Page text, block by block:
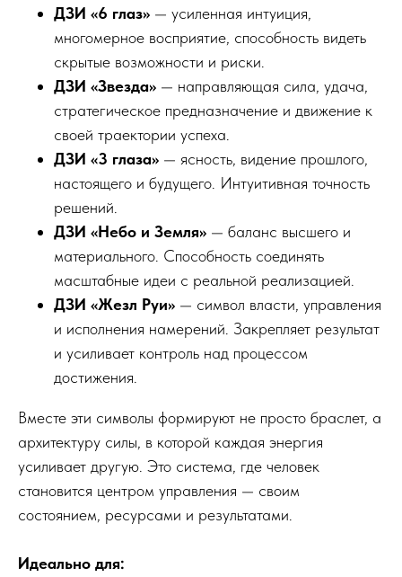
ДЗИ «6 глаз» — усиленная интуиция,
многомерное восприятие, способность видеть
скрытые возможности и риски.
ДЗИ «Звезда» — направляющая сила, удача,
стратегическое предназначение и движение к
своей траектории успеха.
ДЗИ «3 глаза» — ясность, видение прошлого,
настоящего и будущего. Интуитивная точность
решений.
ДЗИ «Небо и Земля» — баланс высшего и
материального. Способность соединять
масштабные идеи с реальной реализацией.
ДЗИ «Жезл Руи» — символ власти, управления
и исполнения намерений. Закрепляет результат
и усиливает контроль над процессом
достижения.
Вместе эти символы формируют не просто браслет, а
архитектуру силы, в которой каждая энергия
усиливает другую. Это система, где человек
становится центром управления — своим
состоянием, ресурсами и результатами.
Идеально для: